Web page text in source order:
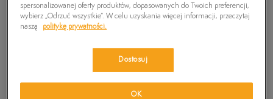
spersonalizowanej oferty produktów, dopasowanych do Twoich preferencji,
wybierz „Odrzuć wszystkie”. W celu uzyskania więcej informacji, przeczytaj
naszą
politykę prywatności.
Dostosuj
OK